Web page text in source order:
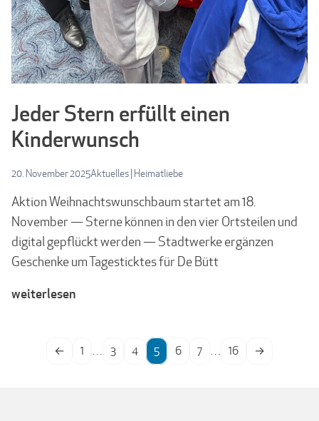
Jeder Stern erfüllt einen
Kinderwunsch
20. November 2025Aktuelles| Heimatliebe
Aktion Weihnachtswunschbaum startet am 18.
November — Sterne können in den vier Ortsteilen und
digital gepflückt werden — Stadtwerke ergänzen
Geschenke um Tagesticktes für De Bütt
weiterlesen
← 1 … 3 4 5 6 7 … 16 →